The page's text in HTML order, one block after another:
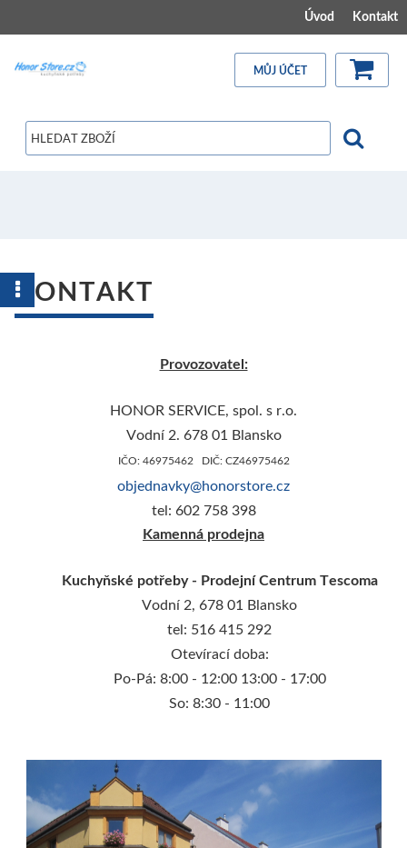
Úvod Kontakt
MŮJ ÚČET
KONTAKT
Provozovatel:
HONOR SERVICE, spol. s r.o.
Vodní 2. 678 01 Blansko
IČO: 46975462 DIČ: CZ46975462
objednavky@honorstore.cz
tel: 602 758 398
Kamenná prodejna
Kuchyňské potřeby - Prodejní Centrum Tescoma
Vodní 2, 678 01 Blansko
tel: 516 415 292
Otevírací doba:
Po-Pá: 8:00 - 12:00 13:00 - 17:00
So: 8:30 - 11:00